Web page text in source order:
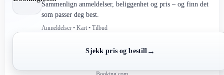
Sammenlign anmeldelser, beliggenhet og pris – og finn det
som passer deg best.
Anmeldelser • Kart • Tilbud
Sjekk pris og bestill →